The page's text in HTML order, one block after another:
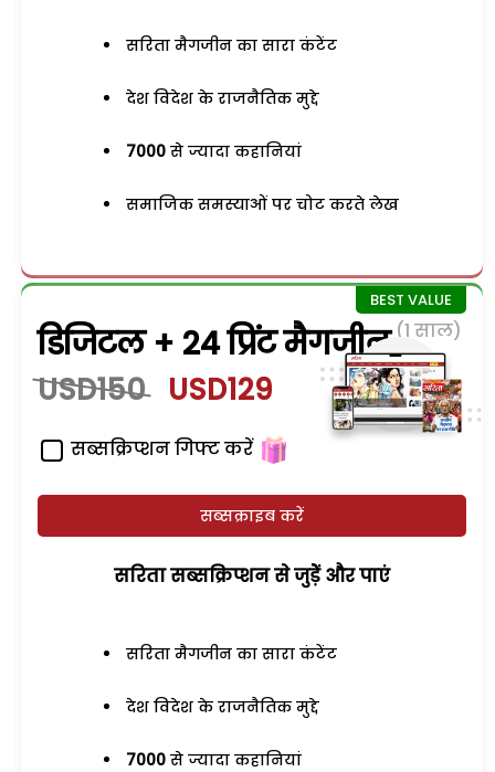
सरिता मैगजीन का सारा कंटेंट
देश विदेश के राजनैतिक मुद्दे
7000 से ज्यादा कहानियां
समाजिक समस्याओं पर चोट करते लेख
डिजिटल + 24 प्रिंट मैगजीन (1 साल)
USD150 USD129
सब्सक्रिप्शन गिफ्ट करें
सब्सक्राइब करें
सरिता सब्सक्रिप्शन से जुड़ेें और पाएं
सरिता मैगजीन का सारा कंटेंट
देश विदेश के राजनैतिक मुद्दे
7000 से ज्यादा कहानियां